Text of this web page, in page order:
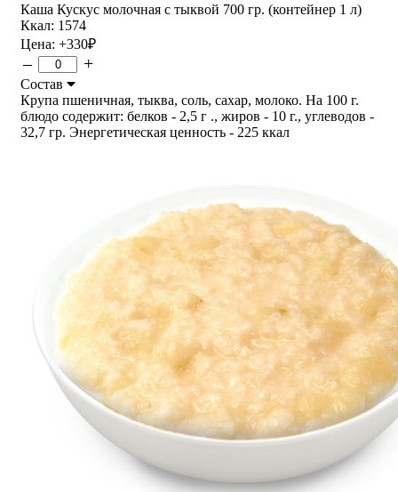
Каша Кускус молочная с тыквой 700 гр. (контейнер 1 л)
Ккал: 1574
Цена: +330₽
– +
Состав
Крупа пшеничная, тыква, соль, сахар, молоко. На 100 г.
блюдо содержит: белков - 2,5 г ., жиров - 10 г., углеводов -
32,7 гр. Энергетическая ценность - 225 ккал